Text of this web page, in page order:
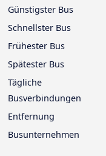
Günstigster Bus
Schnellster Bus
Frühester Bus
Spätester Bus
Tägliche
Busverbindungen
Entfernung
Busunternehmen